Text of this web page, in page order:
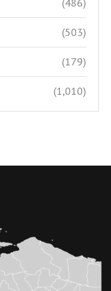
(486)
(503)
(179)
(1,010)